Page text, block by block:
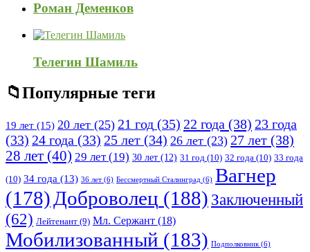
Роман Деменков
Телегин Шамиль
Популярные теги
19 лет (15) 20 лет (25) 21 год (35) 22 года (38) 23 года
(33) 24 года (33) 25 лет (34) 26 лет (23) 27 лет (38)
28 лет (40) 29 лет(19) 30 лет (12) 31 год (10) 32 года (10) 33 года
(10) 34 года (13) 36 лет (6) Бессмертный Сталинград (6) Вагнер
(178) Доброволец (188) Заключенный
(62) Лейтенант (9) Мл. Сержант (18)
Мобилизованный (183) Подполковник (6)